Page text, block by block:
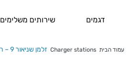
דגמים שירותים משלימים
עמוד הבית Charger stations זלמן שניאור 9 – רמת השרון